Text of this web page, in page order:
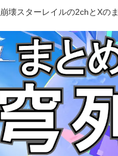
崩壊スターレイルの2chとXの